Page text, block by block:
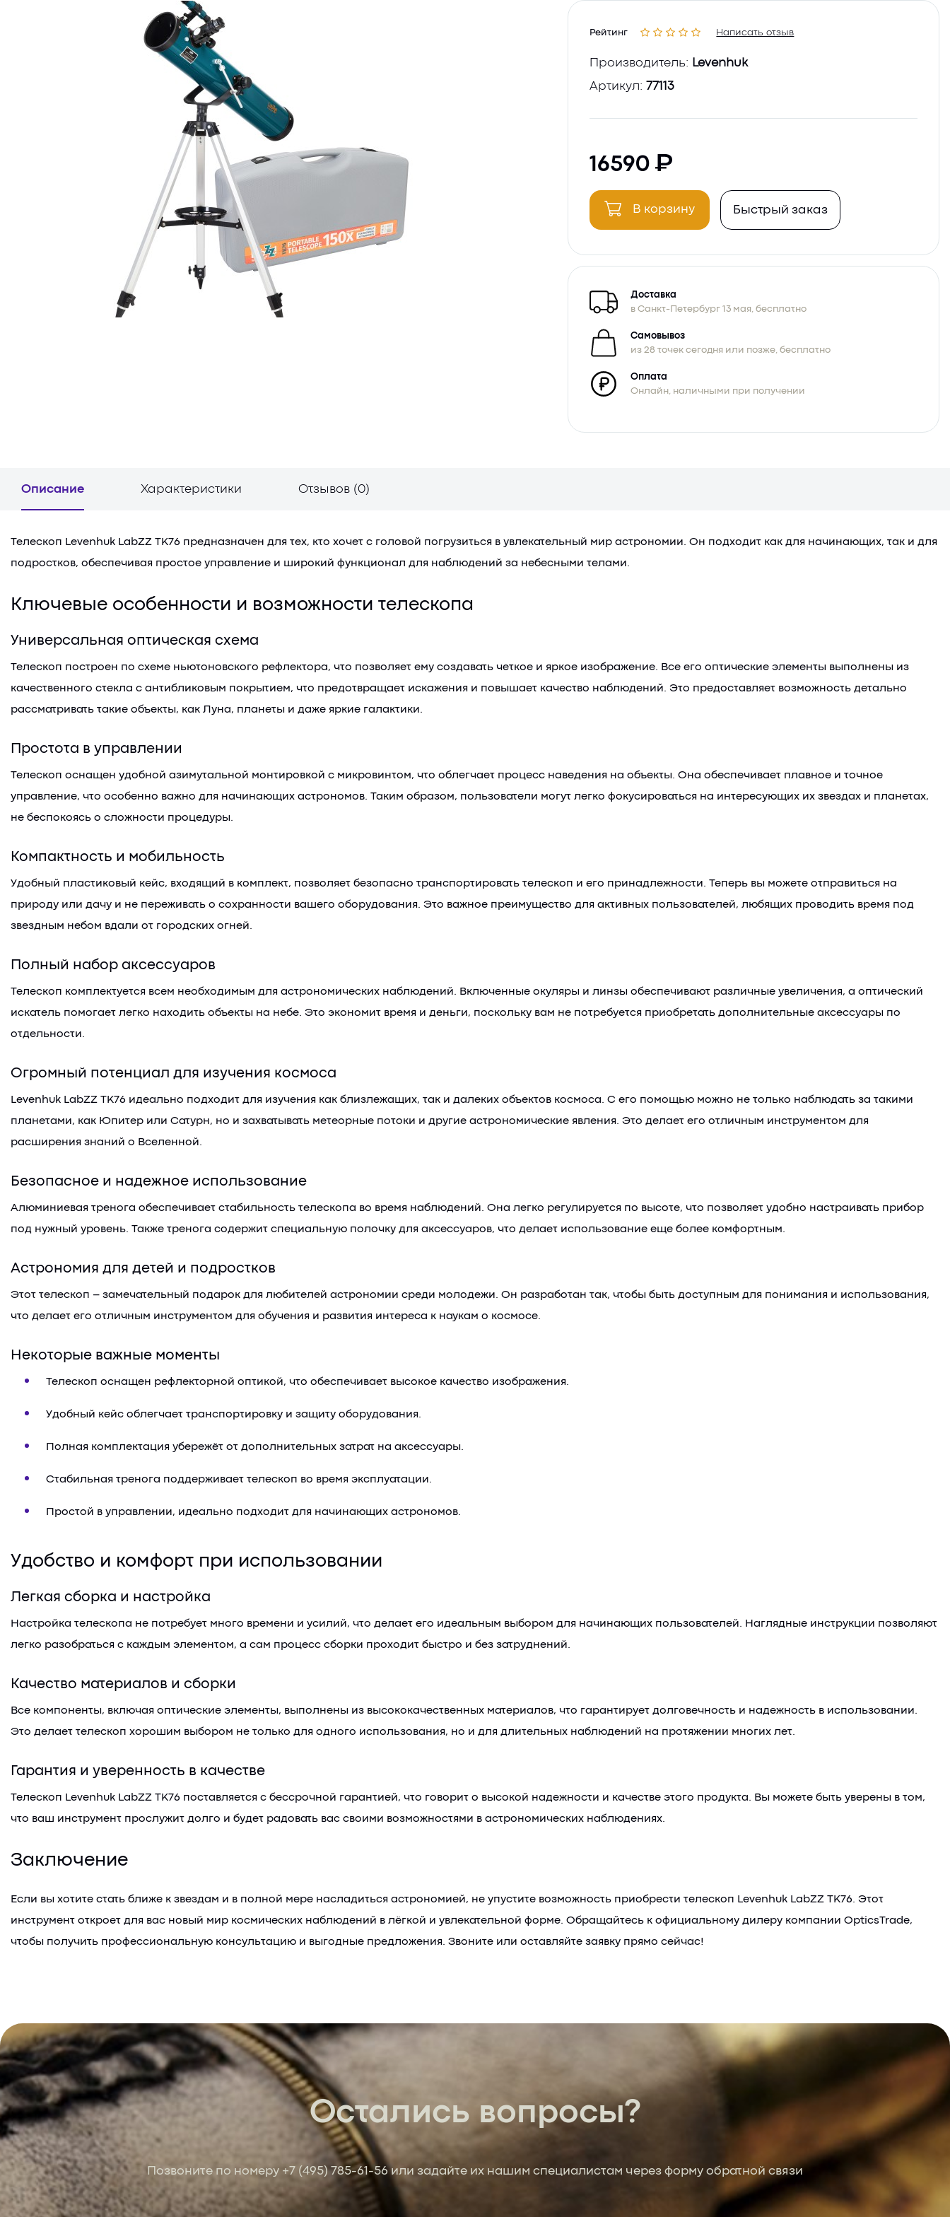
Рейтинг Написать отзыв
Производитель: Levenhuk
Артикул: 77113
16590
В корзину Быстрый заказ
Доставка
в Санкт-Петербург 13 мая, бесплатно
Самовывоз
из 28 точек сегодня или позже, бесплатно
Оплата
Онлайн, наличными при получении
Описание Характеристики Отзывов (0)
Телескоп Levenhuk LabZZ TK76 предназначен для тех, кто хочет с головой погрузиться в увлекательный мир астрономии. Он подходит как для начинающих, так и для
подростков, обеспечивая простое управление и широкий функционал для наблюдений за небесными телами.
Ключевые особенности и возможности телескопа
Универсальная оптическая схема
Телескоп построен по схеме ньютоновского рефлектора, что позволяет ему создавать четкое и яркое изображение. Все его оптические элементы выполнены из
качественного стекла с антибликовым покрытием, что предотвращает искажения и повышает качество наблюдений. Это предоставляет возможность детально
рассматривать такие объекты, как Луна, планеты и даже яркие галактики.
Простота в управлении
Телескоп оснащен удобной азимутальной монтировкой с микровинтом, что облегчает процесс наведения на объекты. Она обеспечивает плавное и точное
управление, что особенно важно для начинающих астрономов. Таким образом, пользователи могут легко фокусироваться на интересующих их звездах и планетах,
не беспокоясь о сложности процедуры.
Компактность и мобильность
Удобный пластиковый кейс, входящий в комплект, позволяет безопасно транспортировать телескоп и его принадлежности. Теперь вы можете отправиться на
природу или дачу и не переживать о сохранности вашего оборудования. Это важное преимущество для активных пользователей, любящих проводить время под
звездным небом вдали от городских огней.
Полный набор аксессуаров
Телескоп комплектуется всем необходимым для астрономических наблюдений. Включенные окуляры и линзы обеспечивают различные увеличения, а оптический
искатель помогает легко находить объекты на небе. Это экономит время и деньги, поскольку вам не потребуется приобретать дополнительные аксессуары по
отдельности.
Огромный потенциал для изучения космоса
Levenhuk LabZZ TK76 идеально подходит для изучения как близлежащих, так и далеких объектов космоса. С его помощью можно не только наблюдать за такими
планетами, как Юпитер или Сатурн, но и захватывать метеорные потоки и другие астрономические явления. Это делает его отличным инструментом для
расширения знаний о Вселенной.
Безопасное и надежное использование
Алюминиевая тренога обеспечивает стабильность телескопа во время наблюдений. Она легко регулируется по высоте, что позволяет удобно настраивать прибор
под нужный уровень. Также тренога содержит специальную полочку для аксессуаров, что делает использование еще более комфортным.
Астрономия для детей и подростков
Этот телескоп – замечательный подарок для любителей астрономии среди молодежи. Он разработан так, чтобы быть доступным для понимания и использования,
что делает его отличным инструментом для обучения и развития интереса к наукам о космосе.
Некоторые важные моменты
Телескоп оснащен рефлекторной оптикой, что обеспечивает высокое качество изображения.
Удобный кейс облегчает транспортировку и защиту оборудования.
Полная комплектация убережёт от дополнительных затрат на аксессуары.
Стабильная тренога поддерживает телескоп во время эксплуатации.
Простой в управлении, идеально подходит для начинающих астрономов.
Удобство и комфорт при использовании
Легкая сборка и настройка
Настройка телескопа не потребует много времени и усилий, что делает его идеальным выбором для начинающих пользователей. Наглядные инструкции позволяют
легко разобраться с каждым элементом, а сам процесс сборки проходит быстро и без затруднений.
Качество материалов и сборки
Все компоненты, включая оптические элементы, выполнены из высококачественных материалов, что гарантирует долговечность и надежность в использовании.
Это делает телескоп хорошим выбором не только для одного использования, но и для длительных наблюдений на протяжении многих лет.
Гарантия и уверенность в качестве
Телескоп Levenhuk LabZZ TK76 поставляется с бессрочной гарантией, что говорит о высокой надежности и качестве этого продукта. Вы можете быть уверены в том,
что ваш инструмент прослужит долго и будет радовать вас своими возможностями в астрономических наблюдениях.
Заключение
Если вы хотите стать ближе к звездам и в полной мере насладиться астрономией, не упустите возможность приобрести телескоп Levenhuk LabZZ TK76. Этот
инструмент откроет для вас новый мир космических наблюдений в лёгкой и увлекательной форме. Обращайтесь к официальному дилеру компании OpticsTrade,
чтобы получить профессиональную консультацию и выгодные предложения. Звоните или оставляйте заявку прямо сейчас!
Остались вопросы?
Позвоните по номеру +7 (495) 785-61-56или задайте их нашим специалистам через форму обратной связи